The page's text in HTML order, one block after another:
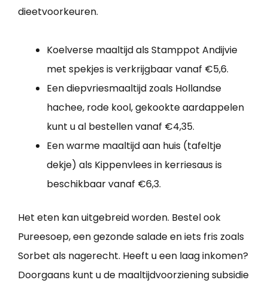
dieetvoorkeuren.
Koelverse maaltijd als Stamppot Andijvie
met spekjes is verkrijgbaar vanaf €5,6.
Een diepvriesmaaltijd zoals Hollandse
hachee, rode kool, gekookte aardappelen
kunt u al bestellen vanaf €4,35.
Een warme maaltijd aan huis (tafeltje
dekje) als Kippenvlees in kerriesaus is
beschikbaar vanaf €6,3.
Het eten kan uitgebreid worden. Bestel ook
Pureesoep, een gezonde salade en iets fris zoals
Sorbet als nagerecht. Heeft u een laag inkomen?
Doorgaans kunt u de maaltijdvoorziening subsidie